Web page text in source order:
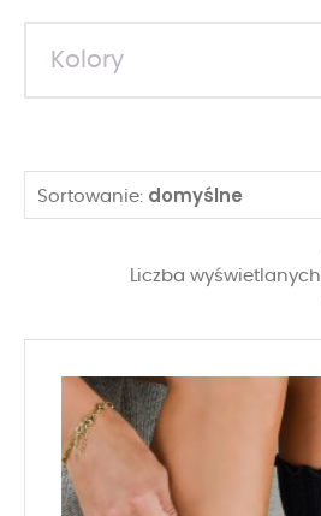
Kolory
Sortowanie: domyślne
Liczba wyświetlanych